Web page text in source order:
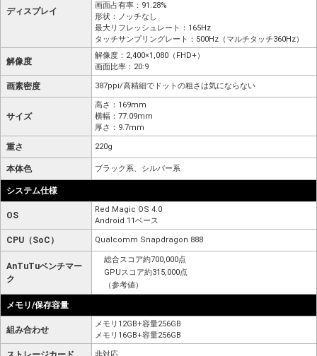
ディスプレイ
画面占有率：91.28%
形状：ノッチなし
最大リフレッシュレート：165Hz
タッチサンプリングレート：500Hz（マルチタッチ360Hz）
解像度
解像度：2,400×1,080（FHD+）
画面比率：20:9
画素密度 387ppi/高精細でドットの粗さは気にならない
サイズ
高さ：169mm
横幅：77.09mm
厚さ：9.7mm
重さ 220g
本体色 ブラック系、シルバー系
システム仕様
OS
Red Magic OS 4.0
Android 11ベース
CPU（SoC） Qualcomm Snapdragon 888
AnTuTuベンチマー
ク
総合スコア約700,000点
GPUスコア約315,000点
（参考値）
メモリ/保存容量
組み合わせ
メモリ12GB+容量256GB
メモリ16GB+容量256GB